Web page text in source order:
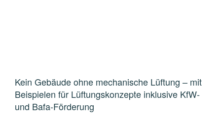
Kein Gebäude ohne mechanische Lüftung – mit
Beispielen für Lüftungskonzepte inklusive KfW-
und Bafa-Förderung